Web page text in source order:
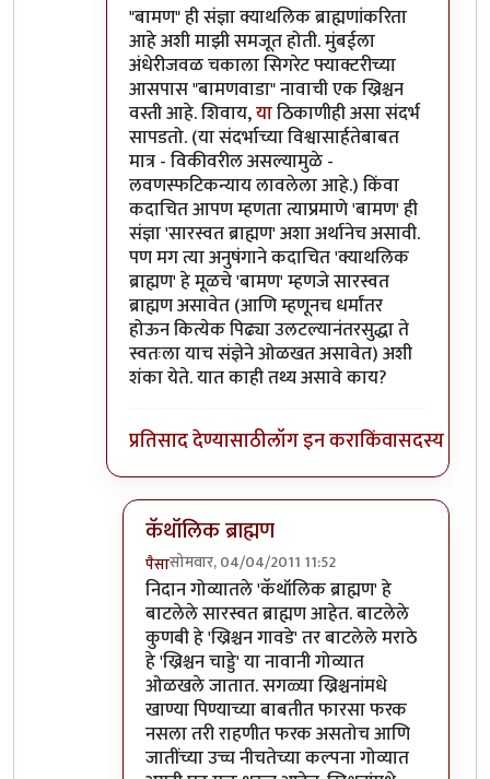
"बामण" ही संज्ञा क्याथलिक ब्राह्मणांकरिता
आहे अशी माझी समजूत होती. मुंबईला
अंधेरीजवळ चकाला सिगरेट फ्याक्टरीच्या
आसपास "बामणवाडा" नावाची एक ख्रिश्चन
वस्ती आहे. शिवाय,याठिकाणीही असा संदर्भ
सापडतो. (या संदर्भाच्या विश्वासार्हतेबाबत
मात्र - विकीवरील असल्यामुळे -
लवणस्फटिकन्याय लावलेला आहे.) किंवा
कदाचित आपण म्हणता त्याप्रमाणे 'बामण' ही
संज्ञा 'सारस्वत ब्राह्मण' अशा अर्थानेच असावी.
पण मग त्या अनुषंगाने कदाचित 'क्याथलिक
ब्राह्मण' हे मूळचे 'बामण' म्हणजे सारस्वत
ब्राह्मण असावेत (आणि म्हणूनच धर्मांतर
होऊन कित्येक पिढ्या उलटल्यानंतरसुद्धा ते
स्वतःला याच संज्ञेने ओळखत असावेत) अशी
शंका येते. यात काही तथ्य असावे काय?
प्रतिसाद देण्यासाठीलॉग इन कराकिंवासदस्य व्हा
कॅथॉलिक ब्राह्मण
पैसासोमवार, 04/04/2011 11:52
In reply to"बामण"बद्दलbyपंगा
निदान गोव्यातले 'कॅथॉलिक ब्राह्मण' हे
बाटलेले सारस्वत ब्राह्मण आहेत. बाटलेले
कुणबी हे 'ख्रिश्चन गावडे' तर बाटलेले मराठे
हे 'ख्रिश्चन चाड्डे' या नावानी गोव्यात
ओळखले जातात. सगळ्या ख्रिश्चनांमधे
खाण्या पिण्याच्या बाबतीत फारसा फरक
नसला तरी राहणीत फरक असतोच आणि
जातींच्या उच्च नीचतेच्या कल्पना गोव्यात